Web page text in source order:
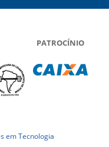
PATROCÍNIO
em Tecnologia